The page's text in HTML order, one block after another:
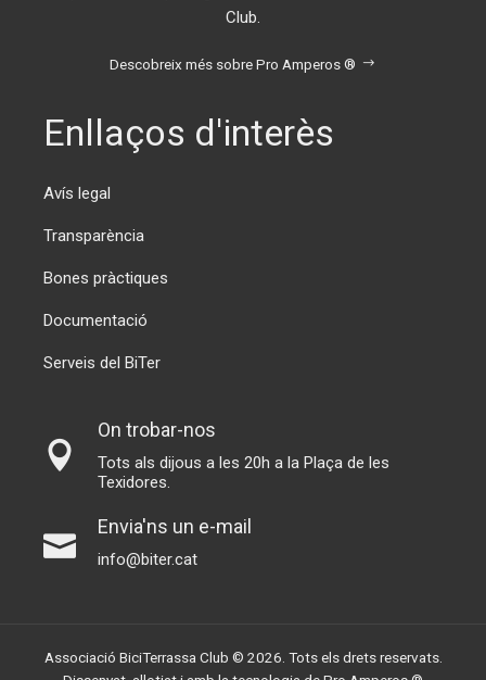
Club.
Descobreix més sobre Pro Amperos ®
Enllaços d'interès
Avís legal
Transparència
Bones pràctiques
Documentació
Serveis del BiTer
On trobar-nos
Tots als dijous a les 20h a la Plaça de les
Texidores.
Envia'ns un e-mail
info@biter.cat
Associació BiciTerrassa Club © 2026. Tots els drets reservats.